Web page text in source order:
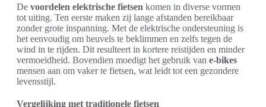
De voordelen elektrische fietsen komen in diverse vormen
tot uiting. Ten eerste maken zij lange afstanden bereikbaar
zonder grote inspanning. Met de elektrische ondersteuning is
het eenvoudig om heuvels te beklimmen en zelfs tegen de
wind in te rijden. Dit resulteert in kortere reistijden en minder
vermoeidheid. Bovendien moedigt het gebruik van e-bikes
mensen aan om vaker te fietsen, wat leidt tot een gezondere
levensstijl.
Vergelijking met traditionele fietsen